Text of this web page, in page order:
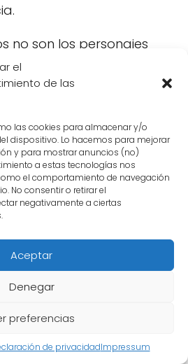
el
de las
las cookies para almacenar y/o
dispositivo. Lo hacemos para mejorar
y para mostrar anuncios (no)
a estas tecnologías nos
el comportamiento de navegación
No consentir o retirar el
negativamente a ciertas
Aceptar
Denegar
preferencias
de privacidadImpressum
no son los personajes
Dragon Ball Z, su
han demostrado
en la lucha contra los
su falta de poder
demuestran que
y determinación, pueden
y proteger el
transformación
de los
los haga más